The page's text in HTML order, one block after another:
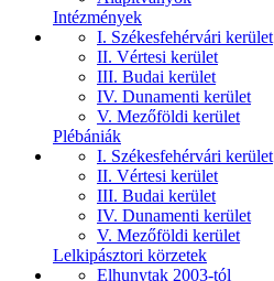
Intézmények
I. Székesfehérvári kerület
II. Vértesi kerület
III. Budai kerület
IV. Dunamenti kerület
V. Mezőföldi kerület
Plébániák
I. Székesfehérvári kerület
II. Vértesi kerület
III. Budai kerület
IV. Dunamenti kerület
V. Mezőföldi kerület
Lelkipásztori körzetek
Elhunytak 2003-tól